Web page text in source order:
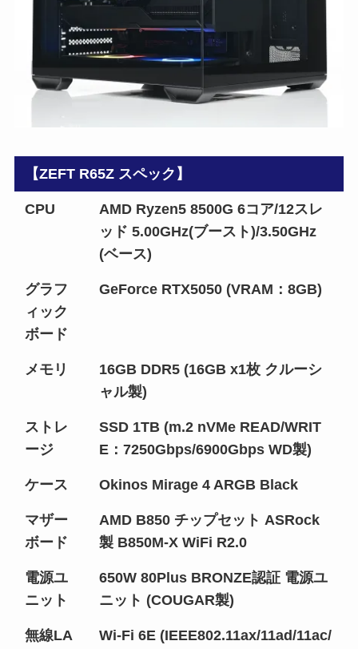
【ZEFT R65Z スペック】
CPU
AMD Ryzen5 8500G 6コア/12スレ
ッド 5.00GHz(ブースト)/3.50GHz
(ベース)
グラフ
ィック
ボード
GeForce RTX5050 (VRAM：8GB)
メモリ
16GB DDR5 (16GB x1枚 クルーシ
ャル製)
ストレ
ージ
SSD 1TB (m.2 nVMe READ/WRIT
E：7250Gbps/6900Gbps WD製)
ケース Okinos Mirage 4 ARGB Black
マザー
ボード
AMD B850 チップセット ASRock
製 B850M-X WiFi R2.0
電源ユ
ニット
650W 80Plus BRONZE認証 電源ユ
ニット (COUGAR製)
無線LA
Wi-Fi 6E (IEEE802.11ax/11ad/11ac/